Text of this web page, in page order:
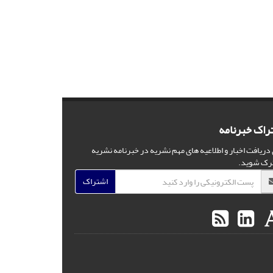
خبرنامه
دریافت اخبار و اطلاعیه های مهم نشریه در خبرنامه نشریه
شوید.
اشتراک